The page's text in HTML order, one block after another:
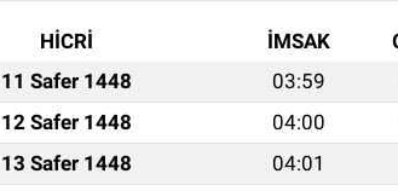
HİCRİ İMSAK
11 Safer 1448 03:59
12 Safer 1448 04:00
13 Safer 1448 04:01